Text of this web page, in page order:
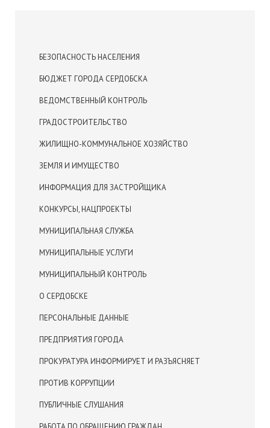
БЕЗОПАСНОСТЬ НАСЕЛЕНИЯ
БЮДЖЕТ ГОРОДА СЕРДОБСКА
ВЕДОМСТВЕННЫЙ КОНТРОЛЬ
ГРАДОСТРОИТЕЛЬСТВО
ЖИЛИЩНО-КОММУНАЛЬНОЕ ХОЗЯЙСТВО
ЗЕМЛЯ И ИМУЩЕСТВО
ИНФОРМАЦИЯ ДЛЯ ЗАСТРОЙЩИКА
КОНКУРСЫ, НАЦПРОЕКТЫ
МУНИЦИПАЛЬНАЯ СЛУЖБА
МУНИЦИПАЛЬНЫЕ УСЛУГИ
МУНИЦИПАЛЬНЫЙ КОНТРОЛЬ
О СЕРДОБСКЕ
ПЕРСОНАЛЬНЫЕ ДАННЫЕ
ПРЕДПРИЯТИЯ ГОРОДА
ПРОКУРАТУРА ИНФОРМИРУЕТ И РАЗЪЯСНЯЕТ
ПРОТИВ КОРРУПЦИИ
ПУБЛИЧНЫЕ СЛУШАНИЯ